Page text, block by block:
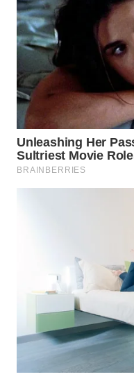
WAHANA
NEWS
WAHANA
TANI
ADVOKAT
WAHANA
INFRASTRUKTUR
WAHANA
LISTRIK
WAHANA
TRAVEL